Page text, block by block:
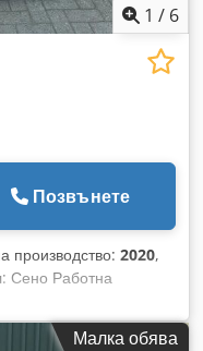
1 / 6
Позвънете
производство: 2020,
Сено Работна
Тип косачка:
Малка обява